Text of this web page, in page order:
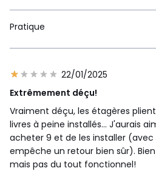
Pratique
22/01/2025
Extrêmement déçu!
Vraiment déçu, les étagères
livres à peine installés... J'aurais
acheter 9 et de les installer
empêche un retour bien sûr).
mais pas du tout fonctionnel!